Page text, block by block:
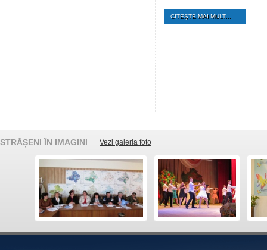
CITEŞTE MAI MULT...
STRĂȘENI ÎN IMAGINI Vezi galeria foto